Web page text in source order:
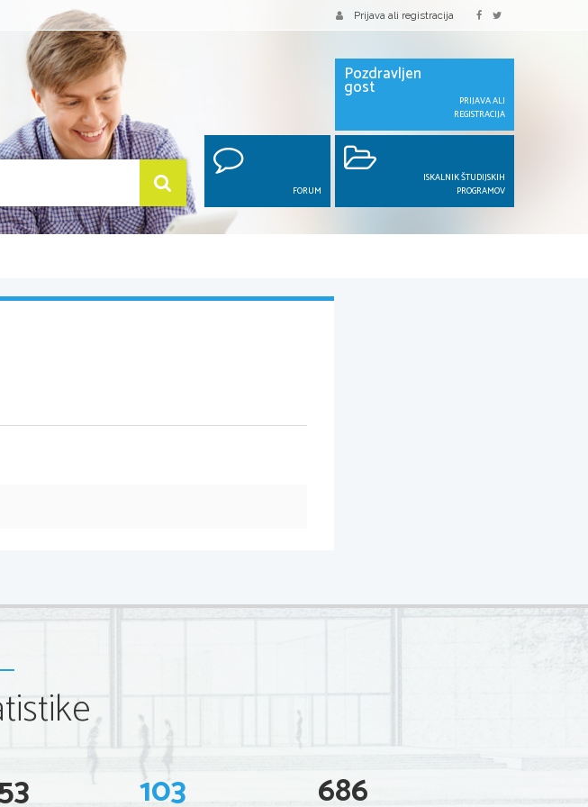
Prijava ali registracija
Pozdravljen
gost
PRIJAVA ALI
REGISTRACIJA
FORUM
ISKALNIK ŠTUDIJSKIH
PROGRAMOV
103 686